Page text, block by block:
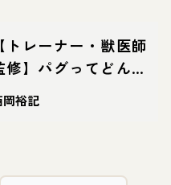
【トレーナー・獣医師
修】パグってどんな
犬？性格・特徴・育て
・迎え方
岡裕記